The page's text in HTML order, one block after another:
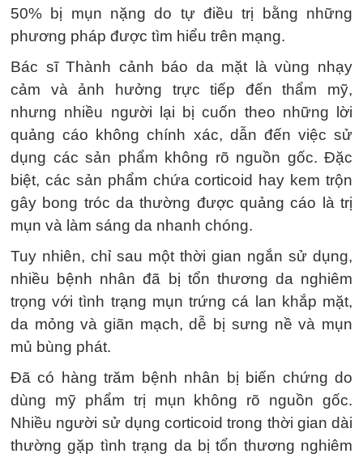
50% bị mụn nặng do tự điều trị bằng những
phương pháp được tìm hiểu trên mạng.
Bác sĩ Thành cảnh báo da mặt là vùng nhạy
cảm và ảnh hưởng trực tiếp đến thẩm mỹ,
nhưng nhiều người lại bị cuốn theo những lời
quảng cáo không chính xác, dẫn đến việc sử
dụng các sản phẩm không rõ nguồn gốc. Đặc
biệt, các sản phẩm chứa corticoid hay kem trộn
gây bong tróc da thường được quảng cáo là trị
mụn và làm sáng da nhanh chóng.
Tuy nhiên, chỉ sau một thời gian ngắn sử dụng,
nhiều bệnh nhân đã bị tổn thương da nghiêm
trọng với tình trạng mụn trứng cá lan khắp mặt,
da mỏng và giãn mạch, dễ bị sưng nề và mụn
mủ bùng phát.
Đã có hàng trăm bệnh nhân bị biến chứng do
dùng mỹ phẩm trị mụn không rõ nguồn gốc.
Nhiều người sử dụng corticoid trong thời gian dài
thường gặp tình trạng da bị tổn thương nghiêm